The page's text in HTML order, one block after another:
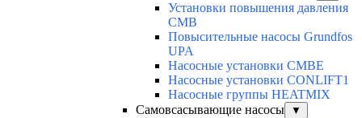
Установки повышения давления
CMB
Повысительные насосы Grundfos
UPA
Насосные установки CMBE
Насосные установки CONLIFT1
Насосные группы HEATMIX
Самовсасывающие насосы
▼